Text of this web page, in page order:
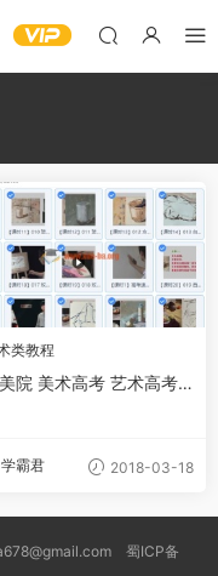
类教程
院 美术高考 艺术高考
学霸君 2018-03-18
蜀ICP备